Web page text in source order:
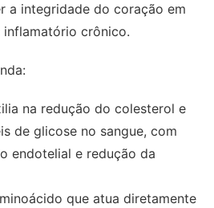
a integridade do coração em
crônico.
na redução do colesterol e
de glicose no sangue, com
endotelial e redução da
que atua diretamente